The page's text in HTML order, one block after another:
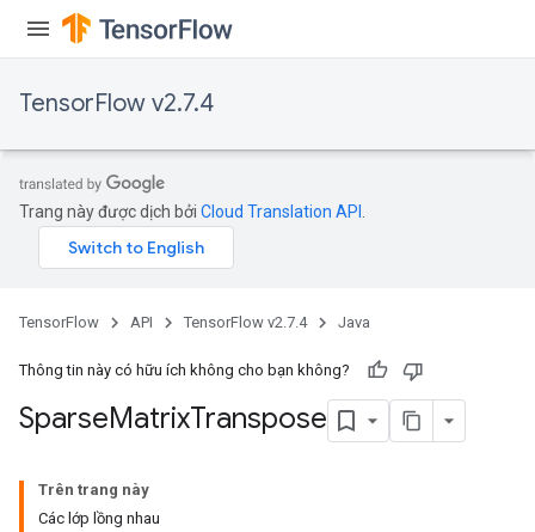
TensorFlow v2.7.4
Trang này được dịch bởi Cloud Translation API
TensorFlow API TensorFlow v2.7.4 Java
Thông tin này có hữu ích không cho bạn không?
SparseMatrixTranspose
Trên trang này
Các lớp lồng nhau